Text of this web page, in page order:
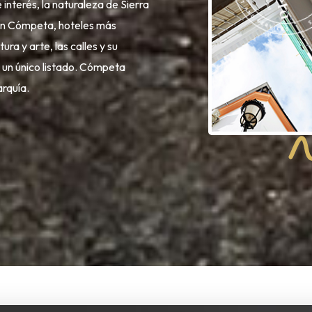
la naturaleza de Sierra
Cómpeta, hoteles más
y arte, las calles y su
único listado. Cómpeta